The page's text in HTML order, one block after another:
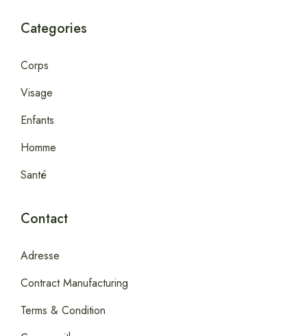
Categories
Corps
Visage
Enfants
Homme
Santé
Contact
Adresse
Contract Manufacturing
Terms & Condition